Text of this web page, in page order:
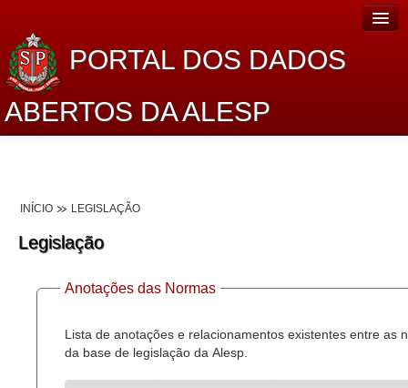
PORTAL DOS DADOS
ABERTOS DA ALESP
Dados Abertos Alesp
Lei de Acesso à Informação
Dados Governamentais Abertos
Planejamento
INÍCIO LEGISLAÇÃO
Legislação
Anotações das Normas
Lista de anotações e relacionamentos existentes entre as
da base de legislação da Alesp.